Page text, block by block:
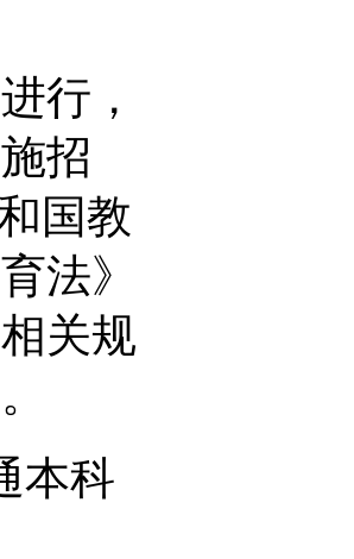
行，
招
国教
法》
关规
本科